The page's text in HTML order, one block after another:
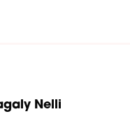
Nelli